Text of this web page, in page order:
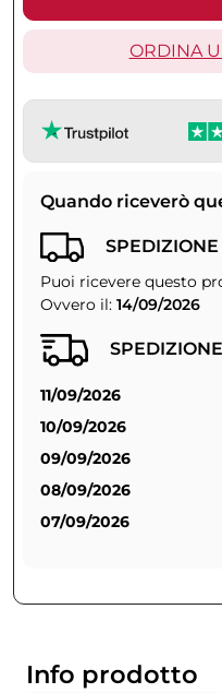
ORDINA
Quando riceverò
SPEDIZIONE
Puoi ricevere questo
Ovvero il: 14/09/2026
11/09/2026
10/09/2026
09/09/2026
08/09/2026
07/09/2026
Info prodotto